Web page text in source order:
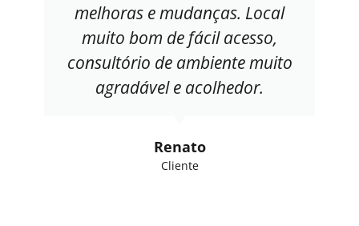
melhoras e mudanças. Local
muito bom de fácil acesso,
consultório de ambiente muito
agradável e acolhedor.
Renato
Cliente